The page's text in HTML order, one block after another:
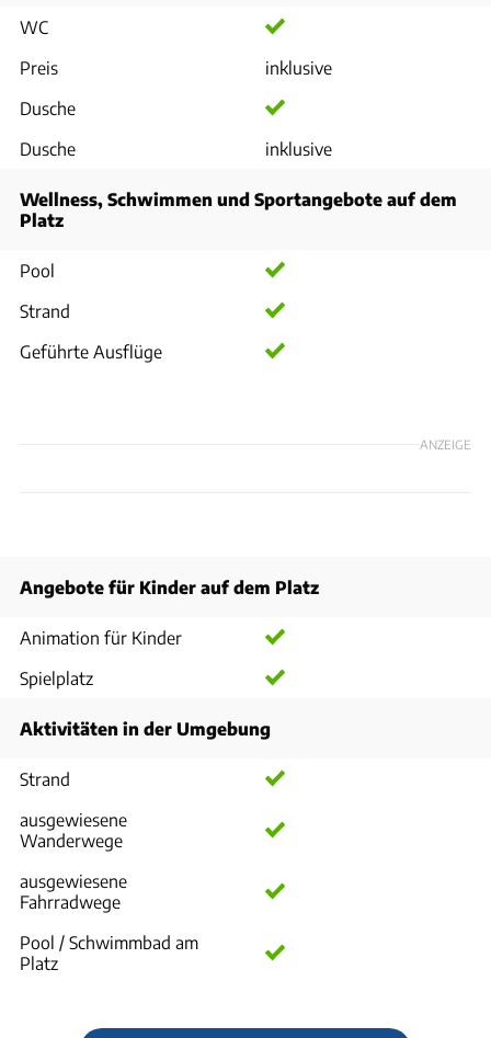
WC
Preis
inklusive
Dusche
Dusche
inklusive
Wellness, Schwimmen und Sportangebote auf dem
Platz
Pool
Strand
Geführte Ausflüge
ANZEIGE
Angebote für Kinder auf dem Platz
Animation für Kinder
Spielplatz
Aktivitäten in der Umgebung
Strand
ausgewiesene
Wanderwege
ausgewiesene
Fahrradwege
Pool / Schwimmbad am
Platz